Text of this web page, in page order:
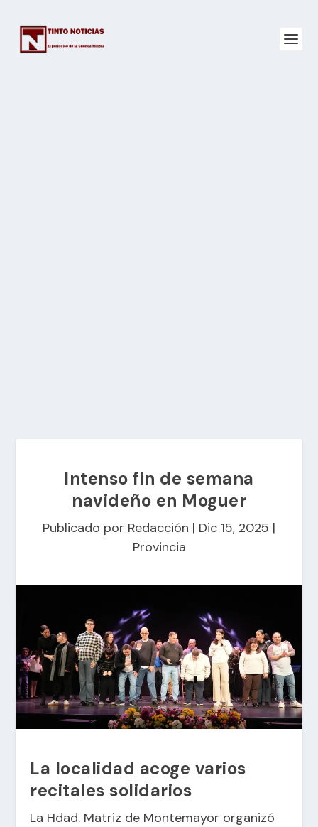
Intenso fin de semana
navideño en Moguer
Publicado por Redacción | Dic 15, 2025 |
Provincia
La localidad acoge varios
recitales solidarios
La Hdad. Matriz de Montemayor organizó